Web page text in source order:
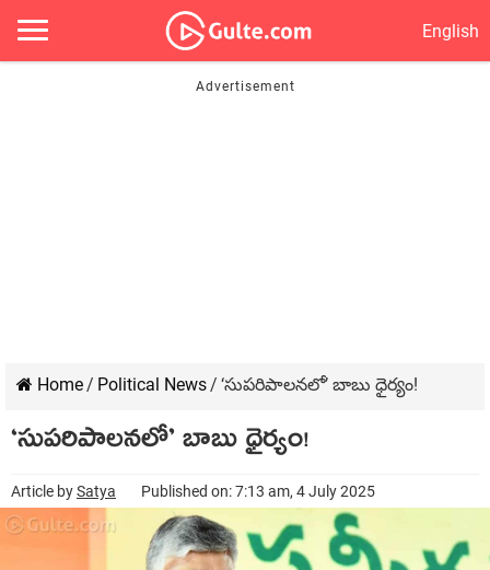
English
Home/ Political News/ ‘సుపరిపాలనలో’ బాబు ధైర్యం!
‘సుపరిపాలనలో’ బాబు ధైర్యం!
Article bySatya Published on: 7:13 am, 4 July 2025